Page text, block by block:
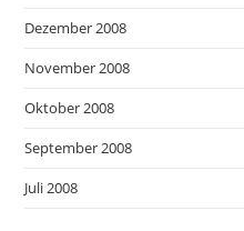
Dezember 2008
November 2008
Oktober 2008
September 2008
Juli 2008